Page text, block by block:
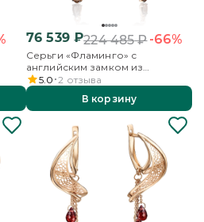
76 539₽224 485₽-66%
Серьги «Фламинго» с
английским замком из
красного золота с гранатом,
кварцем дымчатым и эмалью
5.0 2 отзыва
В корзину